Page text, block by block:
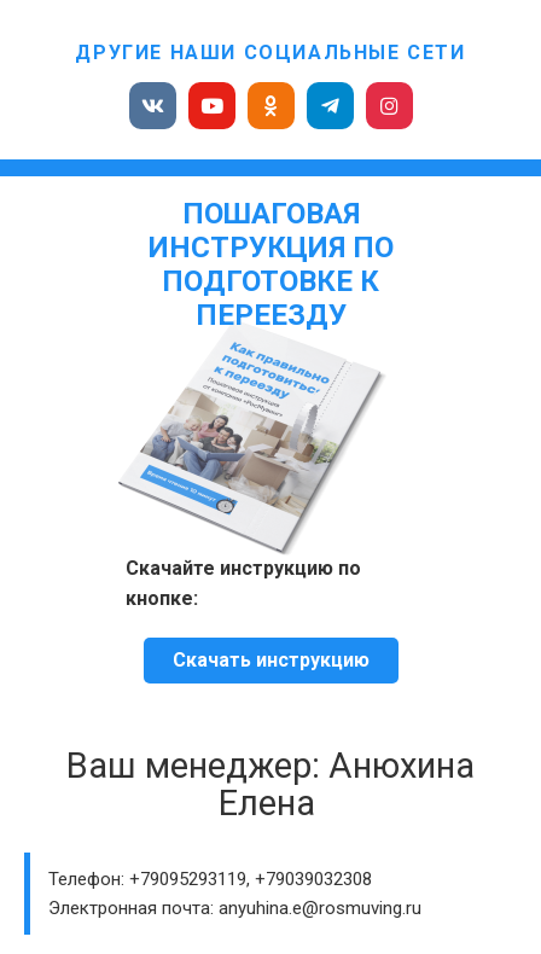
ДРУГИЕ НАШИ СОЦИАЛЬНЫЕ СЕТИ
ПОШАГОВАЯ
ИНСТРУКЦИЯ ПО
ПОДГОТОВКЕ К
ПЕРЕЕЗДУ
Скачайте инструкцию по
кнопке:
Скачать инструкцию
Ваш менеджер: Анюхина
Елена
Телефон: +79095293119, +79039032308
Электронная почта: anyuhina.e@rosmuving.ru